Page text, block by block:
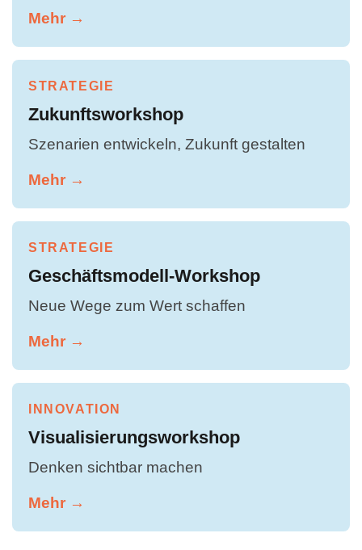
Mehr →
STRATEGIE
Zukunftsworkshop
Szenarien entwickeln, Zukunft gestalten
Mehr →
STRATEGIE
Geschäftsmodell-Workshop
Neue Wege zum Wert schaffen
Mehr →
INNOVATION
Visualisierungsworkshop
Denken sichtbar machen
Mehr →